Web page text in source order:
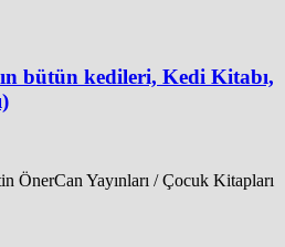
bütün kedileri, Kedi Kitabı,
ÖnerCan Yayınları / Çocuk Kitapları